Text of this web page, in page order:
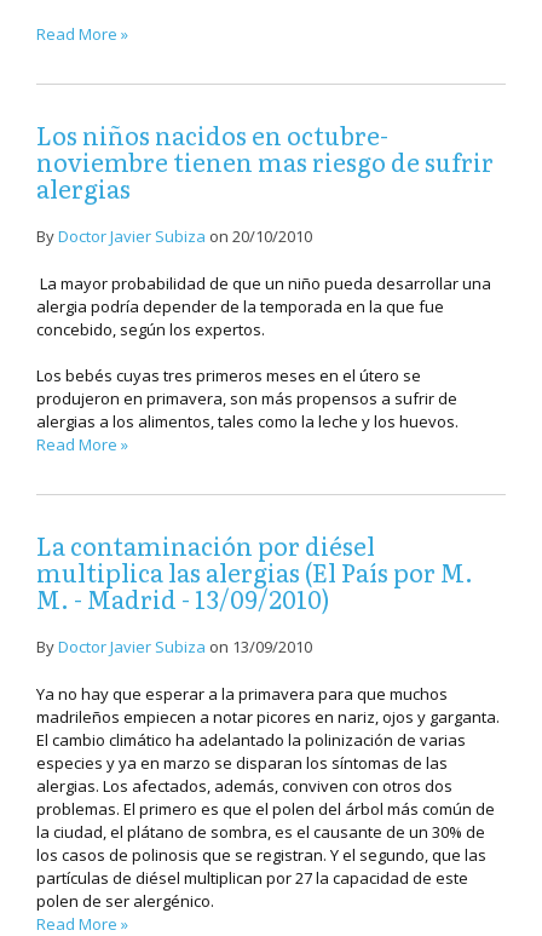
Read More »
Los niños nacidos en octubre-
noviembre tienen mas riesgo de sufrir
alergias
ByDoctor Javier Subiza on 20/10/2010
La mayor probabilidad de que un niño pueda desarrollar una
alergia podría depender de la temporada en la que fue
concebido, según los expertos.
Los bebés cuyas tres primeros meses en el útero se
produjeron en primavera, son más propensos a sufrir de
alergias a los alimentos, tales como la leche y los huevos.
Read More »
La contaminación por diésel
multiplica las alergias (El País por M.
M. - Madrid - 13/09/2010)
ByDoctor Javier Subiza on 13/09/2010
Ya no hay que esperar a la primavera para que muchos
madrileños empiecen a notar picores en nariz, ojos y garganta.
El cambio climático ha adelantado la polinización de varias
especies y ya en marzo se disparan los síntomas de las
alergias. Los afectados, además, conviven con otros dos
problemas. El primero es que el polen del árbol más común de
la ciudad, el plátano de sombra, es el causante de un 30% de
los casos de polinosis que se registran. Y el segundo, que las
partículas de diésel multiplican por 27 la capacidad de este
polen de ser alergénico.
Read More »